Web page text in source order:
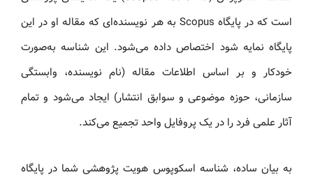
است که در پایگاه Scopus به هر نویسنده‌ای که مقاله او در این
پایگاه نمایه شود اختصاص داده می‌شود. این شناسه به‌صورت
خودکار و بر اساس اطلاعات مقاله (نام نویسنده، وابستگی
سازمانی، حوزه موضوعی و سوابق انتشار) ایجاد می‌شود و تمام
آثار علمی فرد را در یک پروفایل واحد تجمیع می‌کند.
به بیان ساده، شناسه اسکوپوس هویت پژوهشی شما در پایگاه